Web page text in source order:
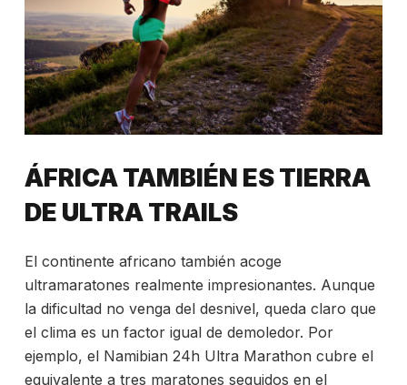
ÁFRICA TAMBIÉN ES TIERRA
DE ULTRA TRAILS
El continente africano también acoge
ultramaratones realmente impresionantes. Aunque
la dificultad no venga del desnivel, queda claro que
el clima es un factor igual de demoledor. Por
ejemplo, el Namibian 24h Ultra Marathon cubre el
equivalente a tres maratones seguidos en el